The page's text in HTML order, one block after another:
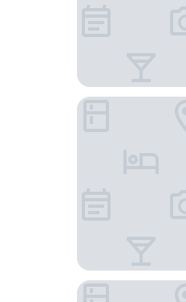
深圳文華東方酒店
深圳柏悅酒店